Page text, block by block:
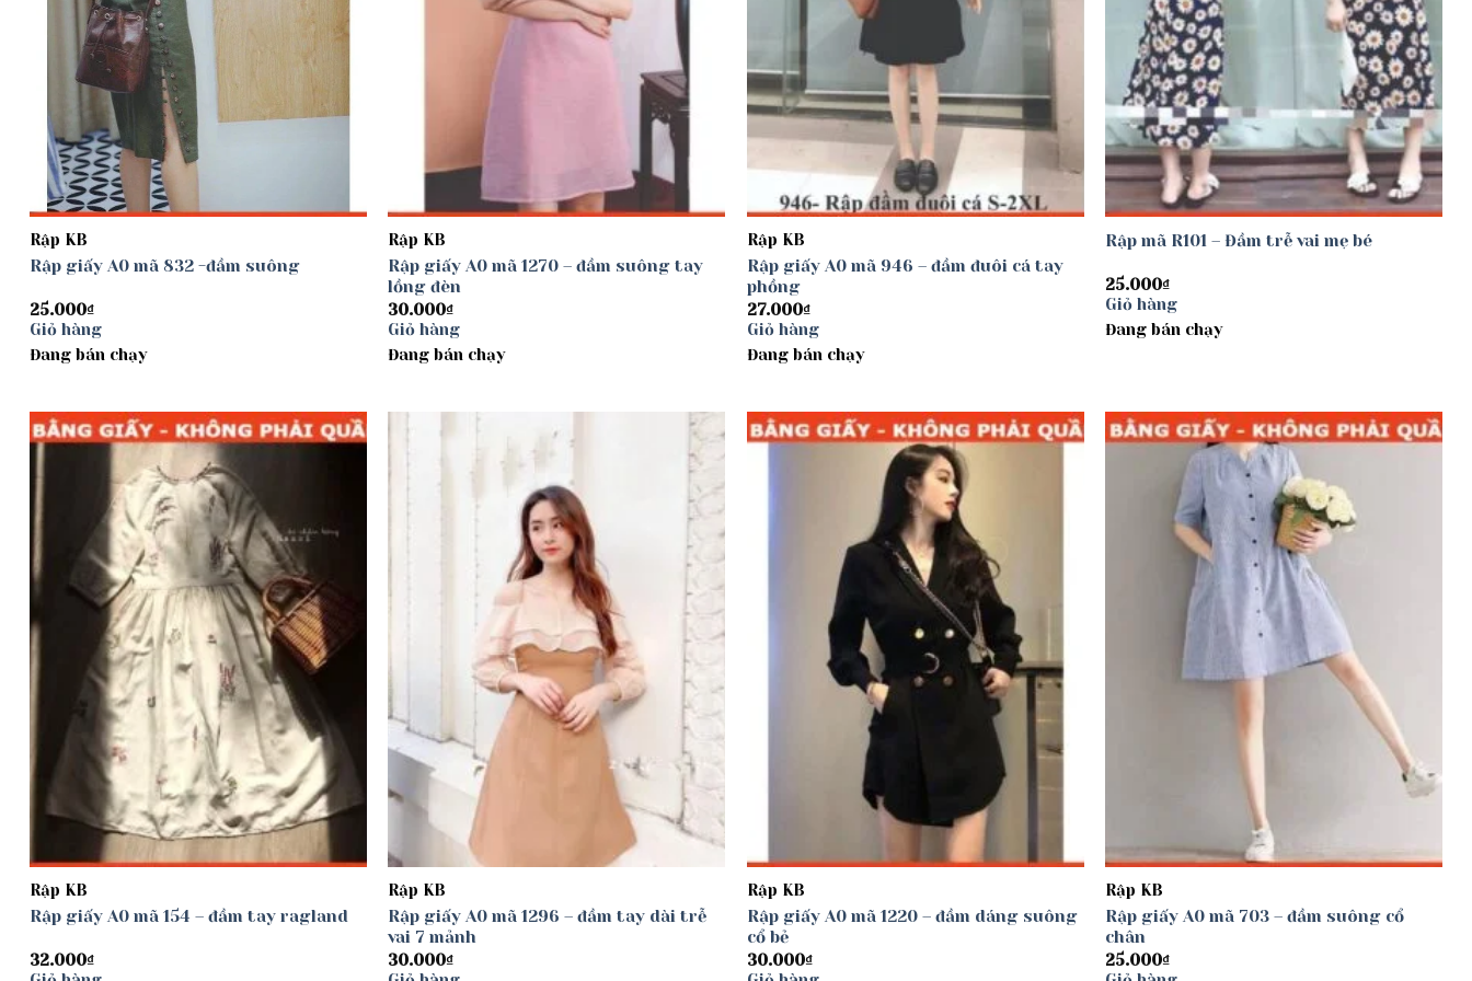
Rập KB
Rập giấy A0 mã 832 -đầm suông
25.000₫
Giỏ hàng
Đang bán chạy
Rập KB
Rập giấy A0 mã 1270 – đầm suông tay
lồng đèn
30.000₫
Giỏ hàng
Đang bán chạy
Rập KB
Rập giấy A0 mã 946 – đầm đuôi cá tay
phồng
27.000₫
Giỏ hàng
Đang bán chạy
Rập mã R101 – Đầm trễ vai mẹ bé
25.000₫
Giỏ hàng
Đang bán chạy
Rập KB
Rập giấy A0 mã 154 – đầm tay ragland
32.000₫
Add to
wishlist
Rập KB
Rập giấy A0 mã 1296 – đầm tay dài trễ
vai 7 mảnh
30.000₫
Rập KB
Rập giấy A0 mã 1220 – đầm dáng suông
cổ bẻ
30.000₫
Rập KB
Rập giấy A0 mã 703 – đầm suông cổ
chân
25.000₫